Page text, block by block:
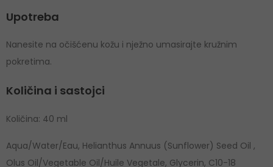
Upotreba
Nanesite na očišćenu kožu i nježno umasirajte kružnim
pokretima.
Količina i sastojci
Količina: 40 ml
Aqua/Water/Eau, Helianthus Annuus (Sunflower) Seed Oil ,
Olus Oil/Vegetable Oil/Huile Vegetale, Glycerin, C10-18